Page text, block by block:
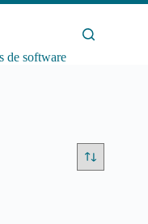
de software